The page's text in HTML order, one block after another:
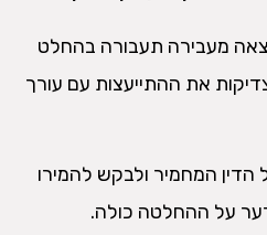
מעבירה תעבורה בהחלט
את ההתייעצות עם עורך
הדין המחמיר ולבקש להמירו
על ההחלטה כולה.